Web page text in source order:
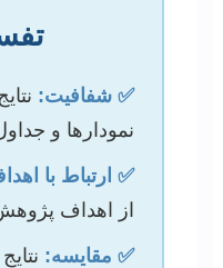
✅ شفافیت:
نمودارها و
✅ ارتباط با
از اهداف
✅ مقایسه: